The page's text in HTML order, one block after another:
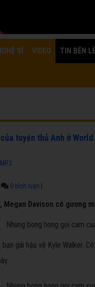
SĨ VIDEO TIN BÊN LỀ
tuyển thủ Anh ở World
0 bình luận
Davison có gương
gái hậu vệ Kyle Walker.